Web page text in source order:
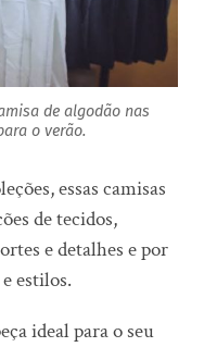
de algodão nas
o verão.
essas camisas
de tecidos,
e detalhes e por
estilos.
ideal para o seu